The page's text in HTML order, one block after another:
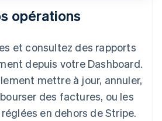
opérations
et consultez des rapports
depuis votre Dashboard.
mettre à jour, annuler,
des factures, ou les
en dehors de Stripe.